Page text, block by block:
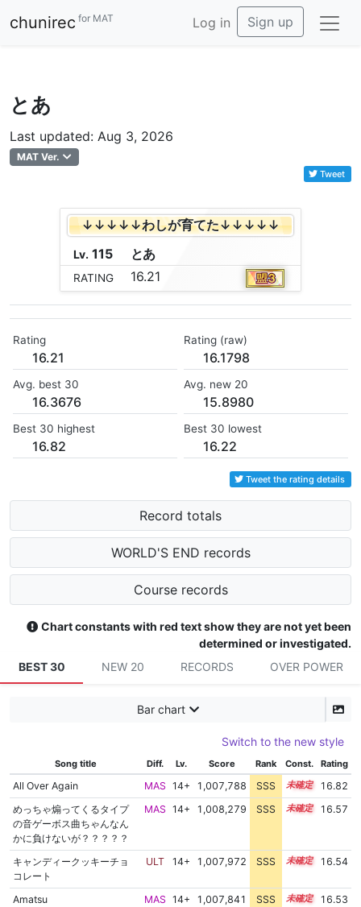
chunirec for MAT Log in Sign up
とあ
Last updated: Aug 3, 2026
MAT Ver.
Tweet
↓↓↓↓↓わしが育てた↓↓↓↓↓
Lv. 115 とあ
RATING 16.21
Rating
16.21
Rating (raw)
16.1798
Avg. best 30
16.3676
Avg. new 20
15.8980
Best 30 highest
16.82
Best 30 lowest
16.22
Tweet the rating details
Record totals
WORLD'S END records
Course records
Chart constants with red text show they are not yet been
determined or investigated.
BEST 30
NEW 20 RECORDS OVER POWER
Bar chart
Switch to the new style
Song title Diff. Lv. Score Rank Const. Rating
All Over Again MAS 14+ 1,007,788 SSS 14.8
16.82
めっちゃ煽ってくるタイプ
の音ゲーボス曲ちゃんなん
かに負けないが？？？？？
MAS 14+ 1,008,279 SSS 14.5 16.57
キャンディークッキーチョ
コレート
ULT 14+ 1,007,972 SSS 14.5 16.54
Amatsu MAS 14+ 1,007,841 SSS 14.5
16.53